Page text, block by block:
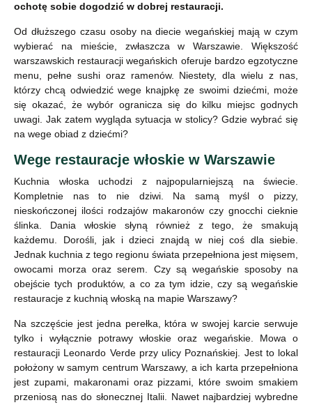
ochotę sobie dogodzić w dobrej restauracji.
Od dłuższego czasu osoby na diecie wegańskiej mają w czym
wybierać na mieście, zwłaszcza w Warszawie. Większość
warszawskich restauracji wegańskich oferuje bardzo egzotyczne
menu, pełne sushi oraz ramenów. Niestety, dla wielu z nas,
którzy chcą odwiedzić wege knajpkę ze swoimi dziećmi, może
się okazać, że wybór ogranicza się do kilku miejsc godnych
uwagi. Jak zatem wygląda sytuacja w stolicy? Gdzie wybrać się
na wege obiad z dziećmi?
Wege restauracje włoskie w Warszawie
Kuchnia włoska uchodzi z najpopularniejszą na świecie.
Kompletnie nas to nie dziwi. Na samą myśl o pizzy,
nieskończonej ilości rodzajów makaronów czy gnocchi cieknie
ślinka. Dania włoskie słyną również z tego, że smakują
każdemu. Dorośli, jak i dzieci znajdą w niej coś dla siebie.
Jednak kuchnia z tego regionu świata przepełniona jest mięsem,
owocami morza oraz serem. Czy są wegańskie sposoby na
obejście tych produktów, a co za tym idzie, czy są wegańskie
restauracje z kuchnią włoską na mapie Warszawy?
Na szczęście jest jedna perełka, która w swojej karcie serwuje
tylko i wyłącznie potrawy włoskie oraz wegańskie. Mowa o
restauracji Leonardo Verde przy ulicy Poznańskiej. Jest to lokal
położony w samym centrum Warszawy, a ich karta przepełniona
jest zupami, makaronami oraz pizzami, które swoim smakiem
przeniosą nas do słonecznej Italii. Nawet najbardziej wybredne